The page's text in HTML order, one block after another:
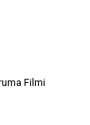
Filmi